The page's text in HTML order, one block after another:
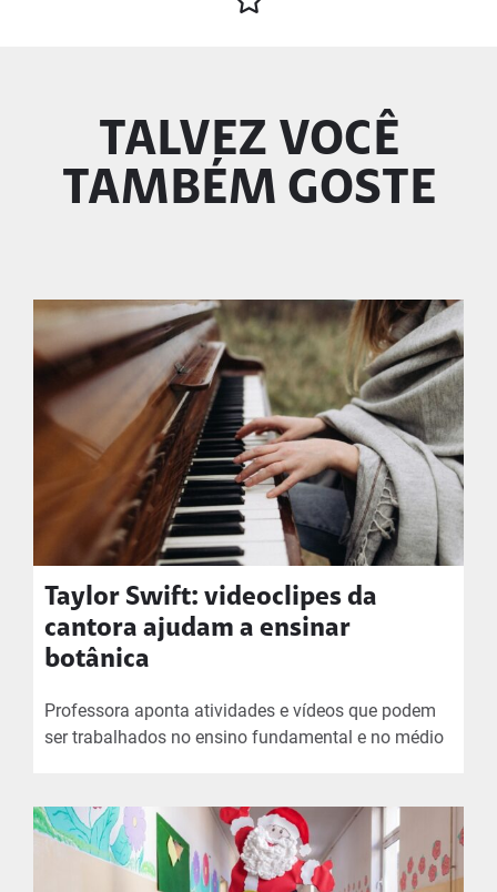
TALVEZ VOCÊ
TAMBÉM GOSTE
Taylor Swift: videoclipes da
cantora ajudam a ensinar
botânica
Professora aponta atividades e vídeos que podem
ser trabalhados no ensino fundamental e no médio